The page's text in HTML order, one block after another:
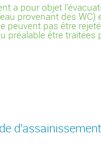
a pour objet
provenant des
peuvent pas être
préalable être